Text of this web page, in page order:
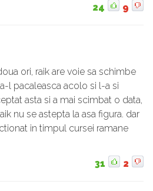
24 9
ori, raik are voie sa schimbe
l pacaleasca acolo si l-a si
asta si a mai scimbat o data,
nu se astepta la asa figura. dar
in timpul cursei ramane
31 2